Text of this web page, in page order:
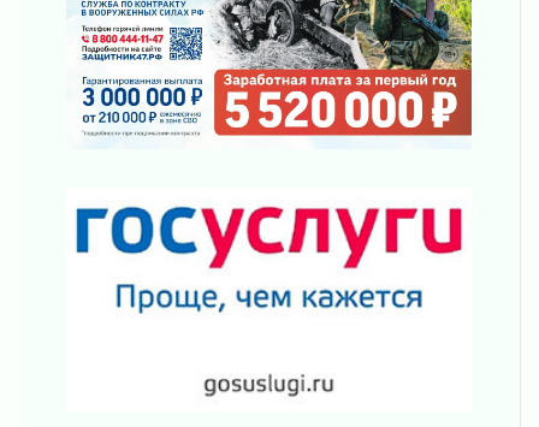
«Активное лето»
02 августа 2026
Ленобласть отметила заслуги жителей перед
регионом и страной
02 августа 2026
ПСК через Гослуслуги напомнит жителям
Ленинградской области о неоплаченных
02 августа 2026
Жителям Ленобласти напомнили, как